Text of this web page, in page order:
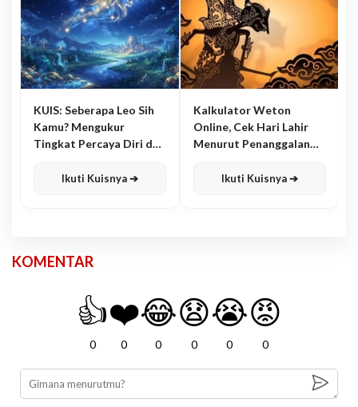
KUIS: Seberapa Leo Sih
Kamu? Mengukur
Tingkat Percaya Diri dan
Ikuti Kuisnya ➔
Kalkulator Weton
Online, Cek Hari Lahir
Menurut Penanggalan
Ikuti Kuisnya ➔
KOMENTAR
👍
0
❤️
0
😂
0
😧
0
😭
0
😡
0